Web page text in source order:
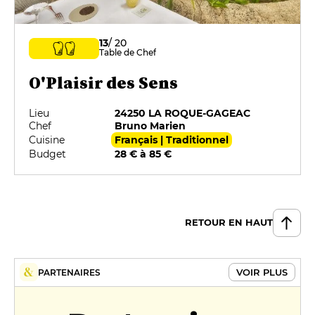
13/ 20
Table de Chef
O'Plaisir des Sens
Lieu
24250 LA ROQUE-GAGEAC
Chef
Bruno Marien
Cuisine
Français | Traditionnel
Budget
28 € à 85 €
RETOUR EN HAUT
PARTENAIRES VOIR PLUS